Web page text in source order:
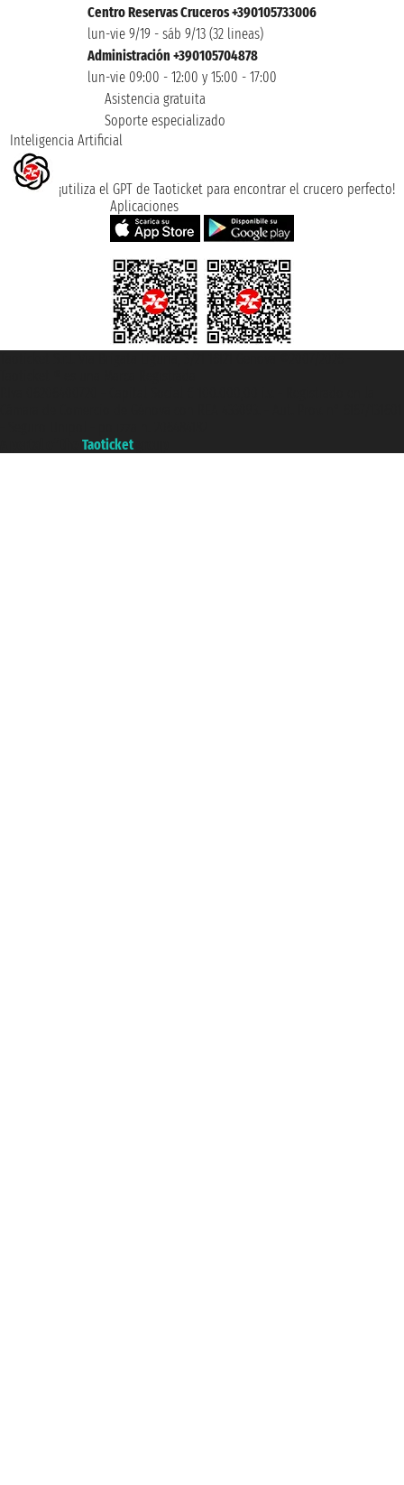
Centro Reservas Cruceros +390105733006
lun-vie 9/19 - sáb 9/13 (32 lineas)
Administración +390105704878
lun-vie 09:00 - 12:00 y 15:00 - 17:00
Asistencia gratuita
Soporte especializado
Inteligencia Artificial
¡utiliza el GPT de Taoticket para encontrar el crucero perfecto!
Aplicaciones
Taoticket